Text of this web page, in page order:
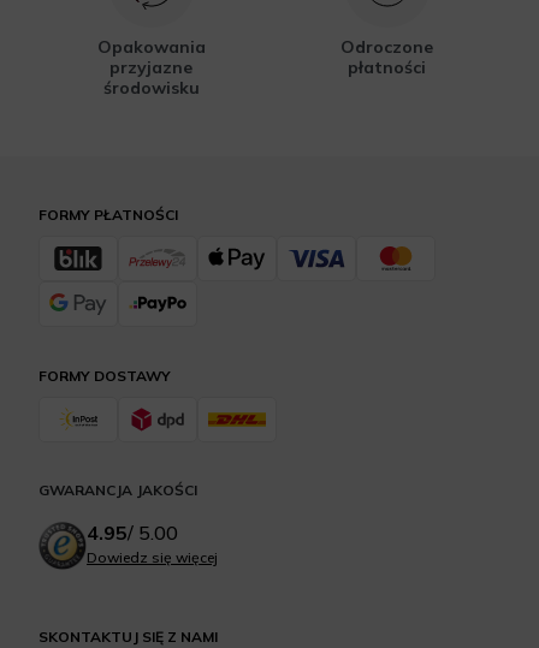
Opakowania
przyjazne
środowisku
Odroczone
płatności
SKONTAKTUJ SIĘ Z NAMI
FORMY DOSTAWY
FORMY PŁATNOŚCI
GWARANCJA JAKOŚCI
4.95/ 5.00
Dowiedz się więcej